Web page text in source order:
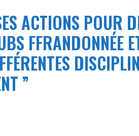
ACTIONS POUR
FFRANDONNÉE